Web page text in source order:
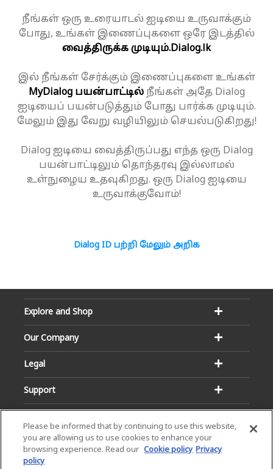
நீங்கள் ஒரு உரையாடல் ஐடியை உருவாக்கும்
போது, உங்கள் இணைப்புகளை ஒரே இடத்தில்
வைத்திருக்க முடியும்.Dialog.lk
இல் நீங்கள் சேர்க்கும் இணைப்புகளை உங்கள்
MyDialog பயன்பாட்டில்நீங்கள் அதே Dialog
ஐடியைப் பயன்படுத்தும் போது பார்க்க முடியும்.
மேலும் இது வேறு வழியிலும் செயல்படுகிறது!
Dialog ஐடியை வைத்திருப்பது எந்த ஒரு Dialog
பயன்பாட்டிலும் தொந்தரவு இல்லாமல்
உள்நுழைய உதவுகிறது. ஒரு Dialog ஐடியை
உருவாக்குவோம்!
Dialog ID பற்றி மேலும் அறிக
Explore and Shop
Our Company
Legal
Support
Please be informed that by continuing to use this website,
you are allowing us to use cookies to enhance your
browsing experience. Read our Cookie policy Privacy
policy